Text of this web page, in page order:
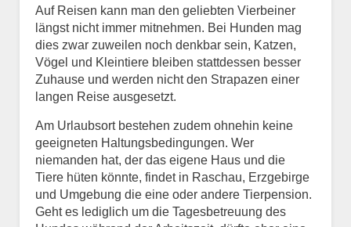
Auf Reisen kann man den geliebten Vierbeiner
längst nicht immer mitnehmen. Bei Hunden mag
dies zwar zuweilen noch denkbar sein, Katzen,
Vögel und Kleintiere bleiben stattdessen besser
Zuhause und werden nicht den Strapazen einer
langen Reise ausgesetzt.
Am Urlaubsort bestehen zudem ohnehin keine
geeigneten Haltungsbedingungen. Wer
niemanden hat, der das eigene Haus und die
Tiere hüten könnte, findet in Raschau, Erzgebirge
und Umgebung die eine oder andere Tierpension.
Geht es lediglich um die Tagesbetreuung des